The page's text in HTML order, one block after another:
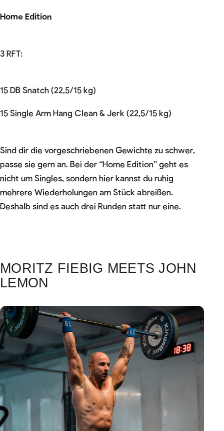
Home Edition
3 RFT:
15 DB Snatch (22,5/15 kg)
15 Single Arm Hang Clean & Jerk (22,5/15 kg)
Sind dir die vorgeschriebenen Gewichte zu schwer,
passe sie gern an. Bei der “Home Edition” geht es
nicht um Singles, sondern hier kannst du ruhig
mehrere Wiederholungen am Stück abreißen.
Deshalb sind es auch drei Runden statt nur eine.
MORITZ FIEBIG MEETS JOHN
LEMON